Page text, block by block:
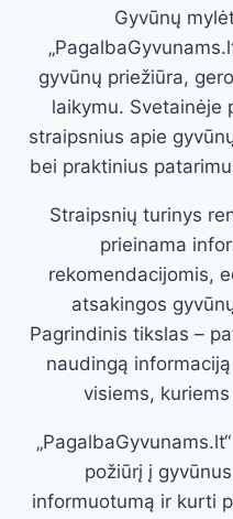
Gyvūnų
gyvūnų priežiūra,
laikymu. Svetainėje
straipsnius apie
bei praktinius
Straipsnių turinys
prieinama
rekomendacijomis,
atsakingos
Pagrindinis tikslas –
naudingą
visiems,
požiūrį į
informuotumą ir kurti